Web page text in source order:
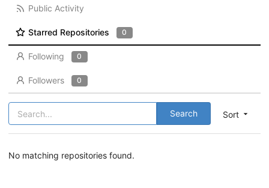
Public Activity
Starred Repositories 0
Following 0
Followers 0
Sort
Search
No matching repositories found.